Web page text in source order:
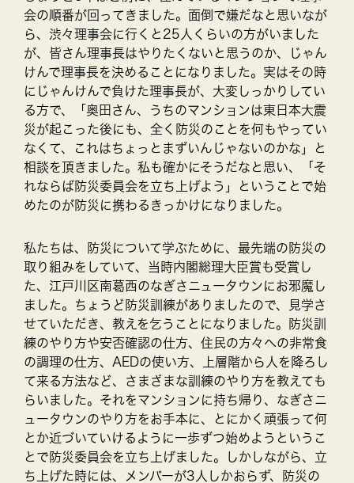
会の順番が回ってきました。面倒で嫌だなと思いなが
ら、渋々理事会に行くと25人くらいの方がいました
が、皆さん理事長はやりたくないと思うのか、じゃん
けんで理事長を決めることになりました。実はその時
にじゃんけんで負けた理事長が、大変しっかりしてい
る方で、「奥田さん、うちのマンションは東日本大震
災が起こった後にも、全く防災のことを何もやってい
なくて、これはちょっとまずいんじゃないのかな」と
相談を頂きました。私も確かにそうだなと思い、「そ
れならば防災委員会を立ち上げよう」ということで始
めたのが防災に携わるきっかけになりました。
私たちは、防災について学ぶために、最先端の防災の
取り組みをしていて、当時内閣総理大臣賞も受賞し
た、江戸川区南葛西のなぎさニュータウンにお邪魔し
ました。ちょうど防災訓練がありましたので、見学さ
せていただき、教えを乞うことになりました。防災訓
練のやり方や安否確認の仕方、住民の方々への非常食
の調理の仕方、AEDの使い方、上層階から人を降ろし
て来る方法など、さまざまな訓練のやり方を教えても
らいました。それをマンションに持ち帰り、なぎさニ
ュータウンのやり方をお手本に、とにかく頑張って何
とか近づいていけるように一歩ずつ始めようというこ
とで防災委員会を立ち上げました。しかしながら、立
ち上げた時には、メンバーが3人しかおらず、防災の